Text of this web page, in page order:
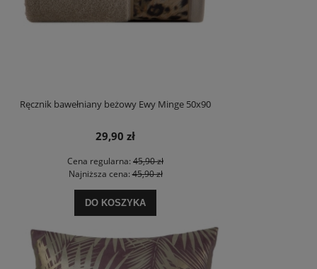
Ręcznik bawełniany beżowy Ewy Minge 50x90
29,90 zł
Cena regularna: 45,90 zł
Najniższa cena:45,90 zł
DO KOSZYKA